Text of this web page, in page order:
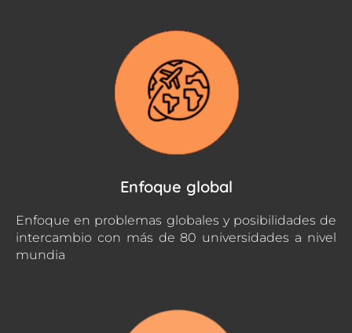
Enfoque global
Enfoque en problemas globales y posibilidades de
intercambio con más de 80 universidades a nivel
mundia